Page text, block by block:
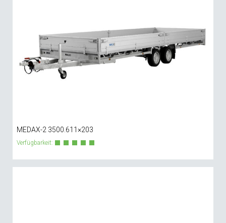
MEDAX-2 3500.611×203
Verfügbarkeit: